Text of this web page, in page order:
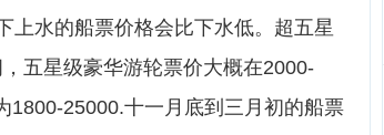
上水的船票价格会比下水低。超五星
五星级豪华游轮票价大概在2000-
1800-25000.十一月底到三月初的船票